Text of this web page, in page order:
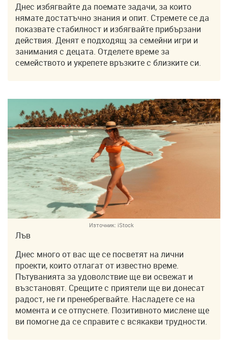
Днес избягвайте да поемате задачи, за които
нямате достатъчно знания и опит. Стремете се да
показвате стабилност и избягвайте прибързани
действия. Денят е подходящ за семейни игри и
занимания с децата. Отделете време за
семейството и укрепете връзките с близките си.
Източник: iStock
Лъв
Днес много от вас ще се посветят на лични
проекти, които отлагат от известно време.
Пътуванията за удоволствие ще ви освежат и
възстановят. Срещите с приятели ще ви донесат
радост, не ги пренебрегвайте. Насладете се на
момента и се отпуснете. Позитивното мислене ще
ви помогне да се справите с всякакви трудности.